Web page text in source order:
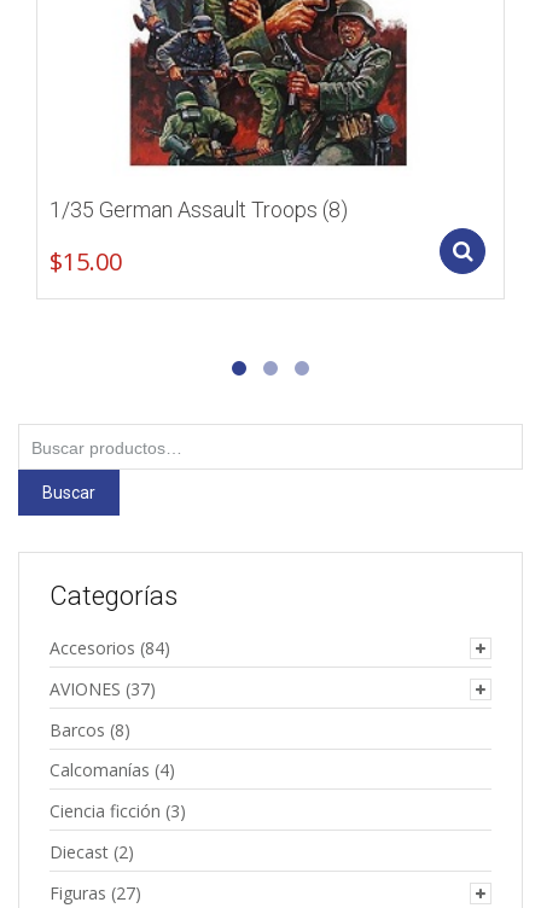
1/35 German Assault Troops (8)
$15.00
por:
Buscar
Categorías
Accesorios (84)
AVIONES (37)
Barcos (8)
Calcomanías (4)
Ciencia ficción (3)
Diecast (2)
Figuras (27)